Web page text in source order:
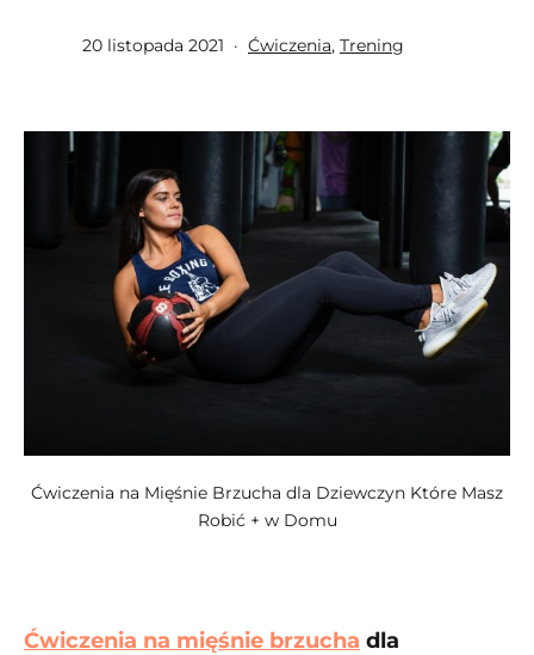
Opublikowano
20 listopada 2021
Umieszczono
Ćwiczenia, Trening
Ćwiczenia na Mięśnie Brzucha dla Dziewczyn Które Masz
Robić + w Domu
Ćwiczenia na mięśnie brzucha dla